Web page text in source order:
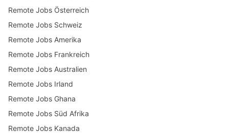
Remote Jobs Österreich
Remote Jobs Schweiz
Remote Jobs Amerika
Remote Jobs Frankreich
Remote Jobs Australien
Remote Jobs Irland
Remote Jobs Ghana
Remote Jobs Süd Afrika
Remote Jobs Kanada